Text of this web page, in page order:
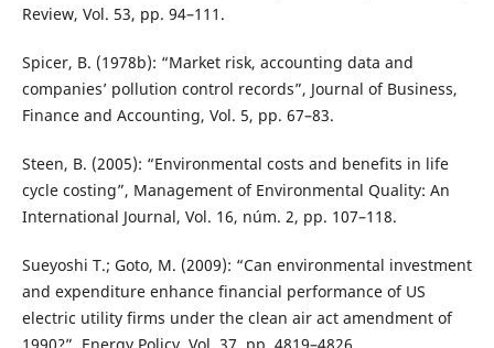
Review, Vol. 53, pp. 94–111.
Spicer, B. (1978b): “Market risk, accounting data and
companies’ pollution control records”, Journal of Business,
Finance and Accounting, Vol. 5, pp. 67–83.
Steen, B. (2005): “Environmental costs and benefits in life
cycle costing”, Management of Environmental Quality: An
International Journal, Vol. 16, núm. 2, pp. 107–118.
Sueyoshi T.; Goto, M. (2009): “Can environmental investment
and expenditure enhance financial performance of US
electric utility firms under the clean air act amendment of